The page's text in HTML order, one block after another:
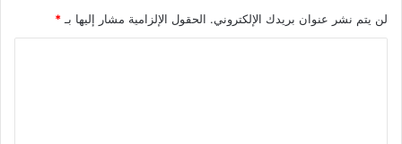
لن يتم نشر عنوان بريدك الإلكتروني. الحقول الإلزامية مشار إليها بـ *